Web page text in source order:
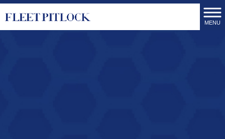
MENU